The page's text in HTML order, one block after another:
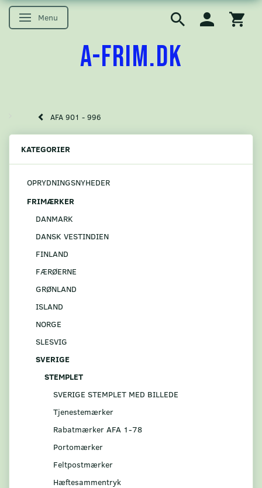
Skifte navigation
Menu
A-FRIM.DK
AFA 901 - 996
KATEGORIER
OPRYDNINGSNYHEDER
FRIMÆRKER
DANMARK
DANSK VESTINDIEN
FINLAND
FÆRØERNE
GRØNLAND
ISLAND
NORGE
SLESVIG
SVERIGE
STEMPLET
SVERIGE STEMPLET MED BILLEDE
Tjenestemærker
Rabatmærker AFA 1-78
Portomærker
Feltpostmærker
Hæftesammentryk